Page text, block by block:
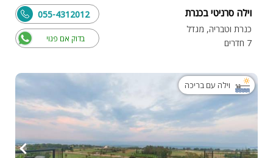
וילה סרניטי בכנרת
כנרת וטבריה, מגדל
7 חדרים
בדוק אם פנוי
055-4312012
וילה עם בריכה